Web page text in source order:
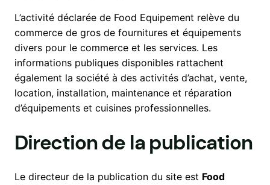
L’activité déclarée de Food Equipement relève du
commerce de gros de fournitures et équipements
divers pour le commerce et les services. Les
informations publiques disponibles rattachent
également la société à des activités d’achat, vente,
location, installation, maintenance et réparation
d’équipements et cuisines professionnelles.
Direction de la publication
Le directeur de la publication du site est Food